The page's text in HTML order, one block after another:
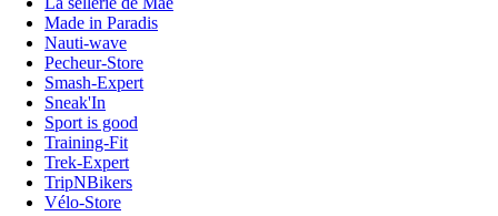
Made in Paradis
Nauti-wave
Pecheur-Store
Smash-Expert
Sneak'In
Sport is good
Training-Fit
Trek-Expert
TripNBikers
Vélo-Store